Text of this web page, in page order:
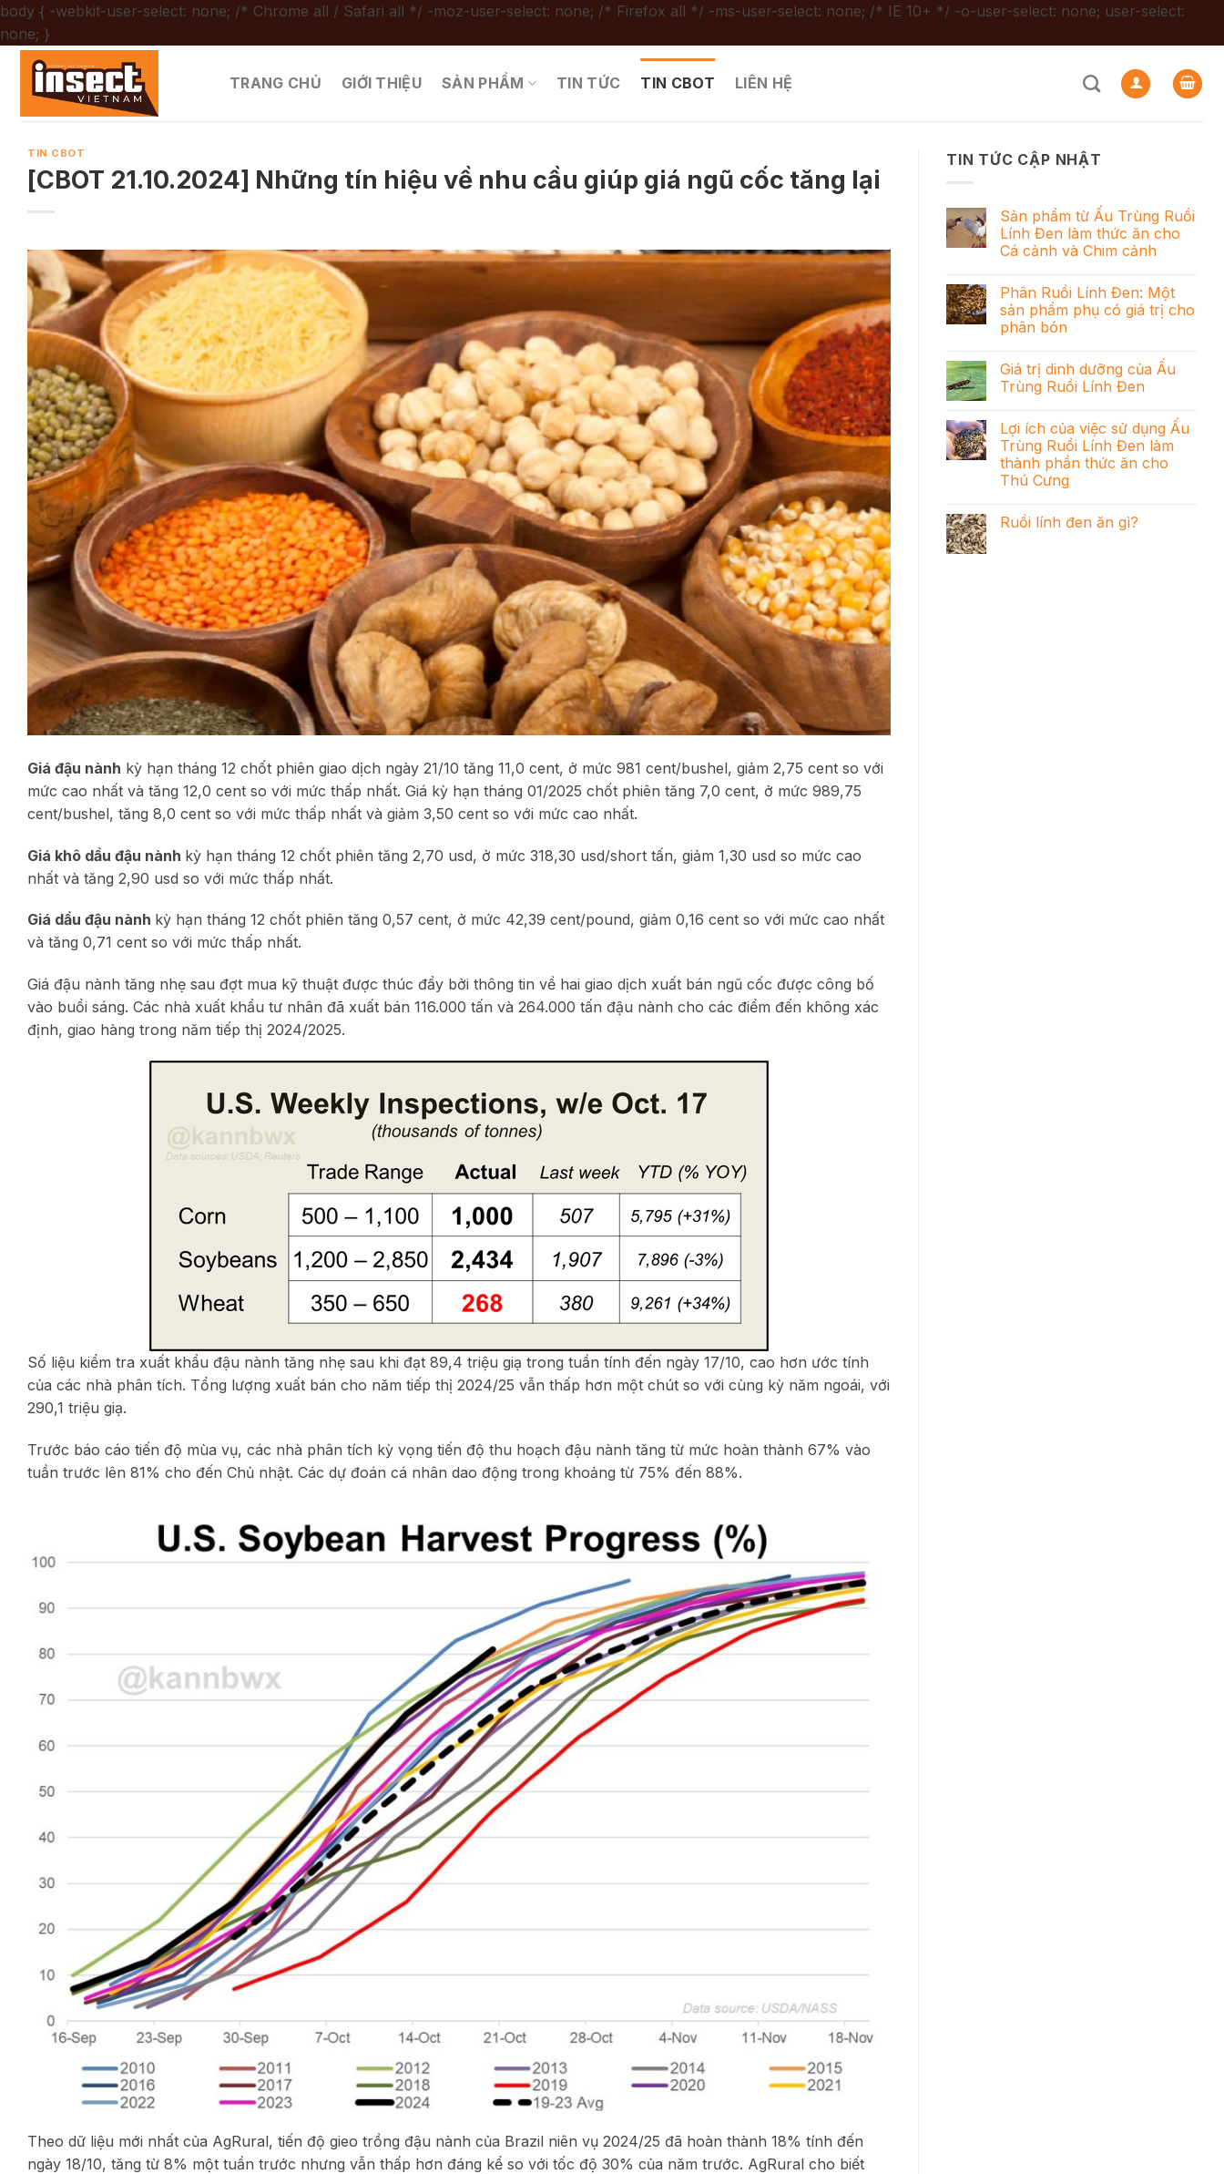
body { -webkit-user-select: none; /* Chrome all / Safari all */ -moz-user-select: none; /* Firefox all */ -ms-user-select: none; /* IE 10+ */ -o-user-select: none; user-select:
none; }
đến
nội
dung
TRANG CHỦ GIỚI THIỆU SẢN PHẨM TIN TỨC TIN CBOT LIÊN HỆ
TIN CBOT
[CBOT 21.10.2024] Những tín hiệu về nhu cầu giúp giá ngũ cốc tăng lại
Giá đậu nành kỳ hạn tháng 12 chốt phiên giao dịch ngày 21/10 tăng 11,0 cent, ở mức 981 cent/bushel, giảm 2,75 cent so với
mức cao nhất và tăng 12,0 cent so với mức thấp nhất. Giá kỳ hạn tháng 01/2025 chốt phiên tăng 7,0 cent, ở mức 989,75
cent/bushel, tăng 8,0 cent so với mức thấp nhất và giảm 3,50 cent so với mức cao nhất.
Giá khô dầu đậu nành kỳ hạn tháng 12 chốt phiên tăng 2,70 usd, ở mức 318,30 usd/short tấn, giảm 1,30 usd so mức cao
nhất và tăng 2,90 usd so với mức thấp nhất.
Giá dầu đậu nành kỳ hạn tháng 12 chốt phiên tăng 0,57 cent, ở mức 42,39 cent/pound, giảm 0,16 cent so với mức cao nhất
và tăng 0,71 cent so với mức thấp nhất.
Giá đậu nành tăng nhẹ sau đợt mua kỹ thuật được thúc đẩy bởi thông tin về hai giao dịch xuất bán ngũ cốc được công bố
vào buổi sáng. Các nhà xuất khẩu tư nhân đã xuất bán 116.000 tấn và 264.000 tấn đậu nành cho các điểm đến không xác
định, giao hàng trong năm tiếp thị 2024/2025.
Số liệu kiểm tra xuất khẩu đậu nành tăng nhẹ sau khi đạt 89,4 triệu giạ trong tuần tính đến ngày 17/10, cao hơn ước tính
của các nhà phân tích. Tổng lượng xuất bán cho năm tiếp thị 2024/25 vẫn thấp hơn một chút so với cùng kỳ năm ngoái, với
290,1 triệu giạ.
Trước báo cáo tiến độ mùa vụ, các nhà phân tích kỳ vọng tiến độ thu hoạch đậu nành tăng từ mức hoàn thành 67% vào
tuần trước lên 81% cho đến Chủ nhật. Các dự đoán cá nhân dao động trong khoảng từ 75% đến 88%.
Theo dữ liệu mới nhất của AgRural, tiến độ gieo trồng đậu nành của Brazil niên vụ 2024/25 đã hoàn thành 18% tính đến
ngày 18/10, tăng từ 8% một tuần trước nhưng vẫn thấp hơn đáng kể so với tốc độ 30% của năm trước. AgRural cho biết
TIN TỨC CẬP NHẬT
Sản phẩm từ Ấu Trùng Ruồi
Lính Đen làm thức ăn cho
Cá cảnh và Chim cảnh
Phân Ruồi Lính Đen: Một
sản phẩm phụ có giá trị cho
phân bón
Giá trị dinh dưỡng của Ấu
Trùng Ruồi Lính Đen
Lợi ích của việc sử dụng Ấu
Trùng Ruồi Lính Đen làm
thành phần thức ăn cho
Thú Cưng
Ruồi lính đen ăn gì?